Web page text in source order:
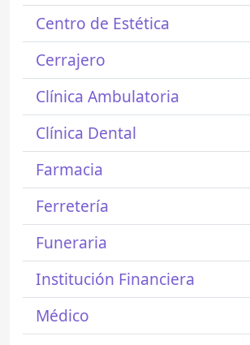
Centro de Estética
Cerrajero
Clínica Ambulatoria
Clínica Dental
Farmacia
Ferretería
Funeraria
Institución Financiera
Médico